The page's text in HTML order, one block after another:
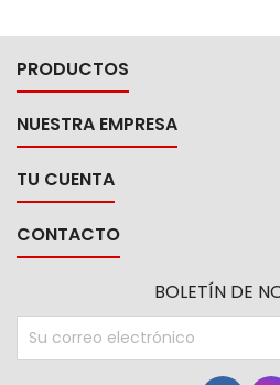
PRODUCTOS
NUESTRA EMPRESA
TU CUENTA
CONTACTO
BOLETÍN DE